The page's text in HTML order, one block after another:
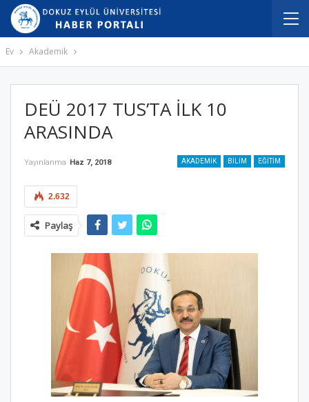
Ev Akademik
DEÜ 2017 TUS’TA İLK 10
ARASINDA
AKADEMIK BILIM EĞITIM
Yayınlanma Haz 7, 2018
2.632
Paylaş